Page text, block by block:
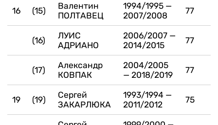
16 (15)
Валентин
ПОЛТАВЕЦ
1994/1995 —
2007/2008
77
(16)
ЛУИС
АДРИАНО
2006/2007 —
2014/2015
77
(17)
Александр
КОВПАК
2004/2005
— 2018/2019
77
19 (19)
Сергей
ЗАКАРЛЮКА
1993/1994 —
2011/2012
75